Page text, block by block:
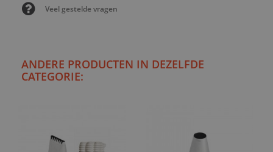
Veel gestelde vragen
ANDERE PRODUCTEN IN DEZELFDE
CATEGORIE: